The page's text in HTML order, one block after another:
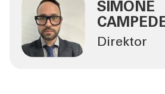
SIMONE
Direktor